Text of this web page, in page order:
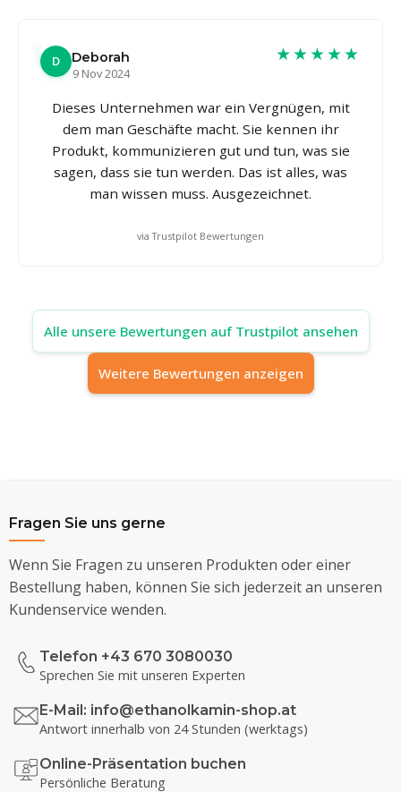
D
Deborah
9 Nov 2024
★★★★★
Dieses Unternehmen war ein Vergnügen, mit
dem man Geschäfte macht. Sie kennen ihr
Produkt, kommunizieren gut und tun, was sie
sagen, dass sie tun werden. Das ist alles, was
man wissen muss. Ausgezeichnet.
via Trustpilot Bewertungen
Alle unsere Bewertungen auf Trustpilot ansehen
Weitere Bewertungen anzeigen
Fragen Sie uns gerne
Wenn Sie Fragen zu unseren Produkten oder einer
Bestellung haben, können Sie sich jederzeit an unseren
Kundenservice wenden.
Telefon +43 670 3080030
Sprechen Sie mit unseren Experten
E-Mail: info@ethanolkamin-shop.at
Antwort innerhalb von 24 Stunden (werktags)
Online-Präsentation buchen
Persönliche Beratung